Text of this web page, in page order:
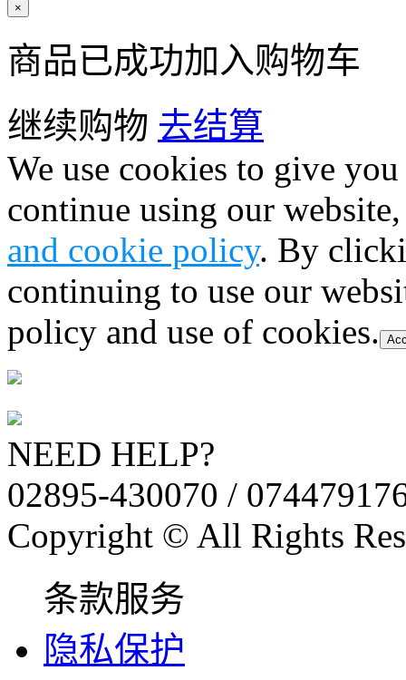
×
商品已成功加入购物车
继续购物 去结算
We use cookies to give
continue using our
and cookie policy. By
continuing to use our
policy and use of cookies.
NEED HELP?
02895-430070 /
Copyright © All Rights
条款服务
隐私保护